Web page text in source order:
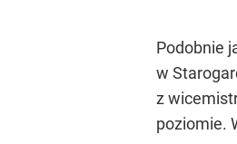
Podobnie
w
z
poziomie.